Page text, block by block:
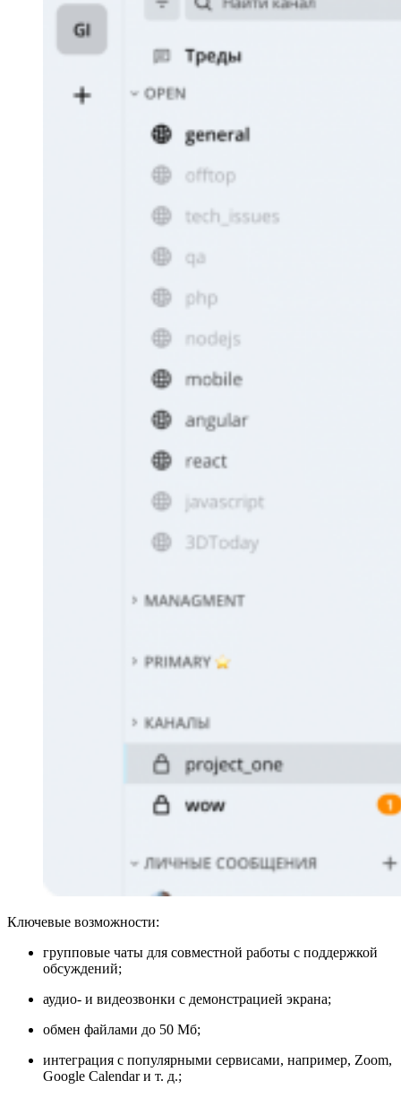
Ключевые возможности:
групповые чаты для совместной работы с поддержкой
обсуждений;
аудио- и видеозвонки с демонстрацией экрана;
обмен файлами до 50 Мб;
интеграция с популярными сервисами, например, Zoom,
Google Calendar и т. д.;